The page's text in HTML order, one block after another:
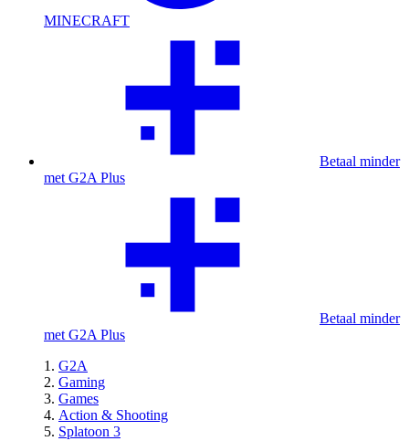
MINECRAFT
Betaal minder
met G2A Plus
Betaal minder
met G2A Plus
G2A
Gaming
Games
Action & Shooting
Splatoon 3